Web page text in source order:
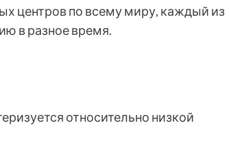
центров по всему миру, каждый из
в разное время.
относительно низкой